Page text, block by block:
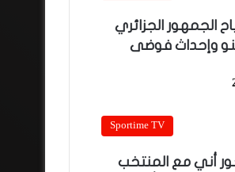
الجمهور الجزائري
وإحداث فوضى
Sportime TV
أني مع المنتخب